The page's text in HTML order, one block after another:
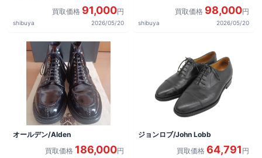
買取価格 91,000円
shibuya 2026/05/20
買取価格 98,000円
shibuya 2026/05/20
オールデン/Alden
買取価格 186,000円
ジョンロブ/John Lobb
買取価格 64,791 円